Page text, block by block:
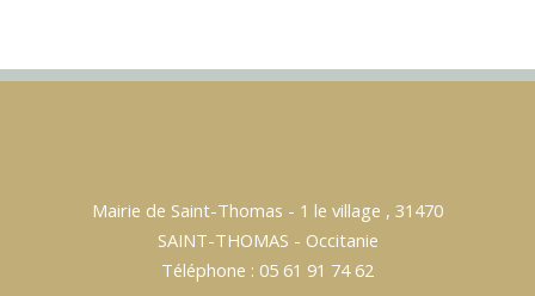
Mairie de Saint-Thomas - 1 le village , 31470
SAINT-THOMAS - Occitanie
Téléphone : 05 61 91 74 62